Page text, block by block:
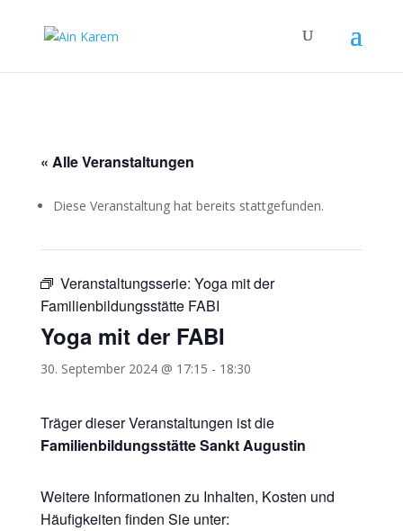
« Alle Veranstaltungen
Diese Veranstaltung hat bereits stattgefunden.
Veranstaltungsserie: Yoga mit der
Familienbildungsstätte FABI
Yoga mit der FABI
30. September 2024 @ 17:15 - 18:30
Träger dieser Veranstaltungen ist die
Familienbildungsstätte Sankt Augustin
Weitere Informationen zu Inhalten, Kosten und
Häufigkeiten finden Sie unter: